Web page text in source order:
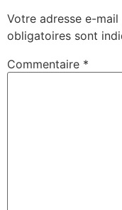
Votre adresse e-
obligatoires sont
Commentaire *